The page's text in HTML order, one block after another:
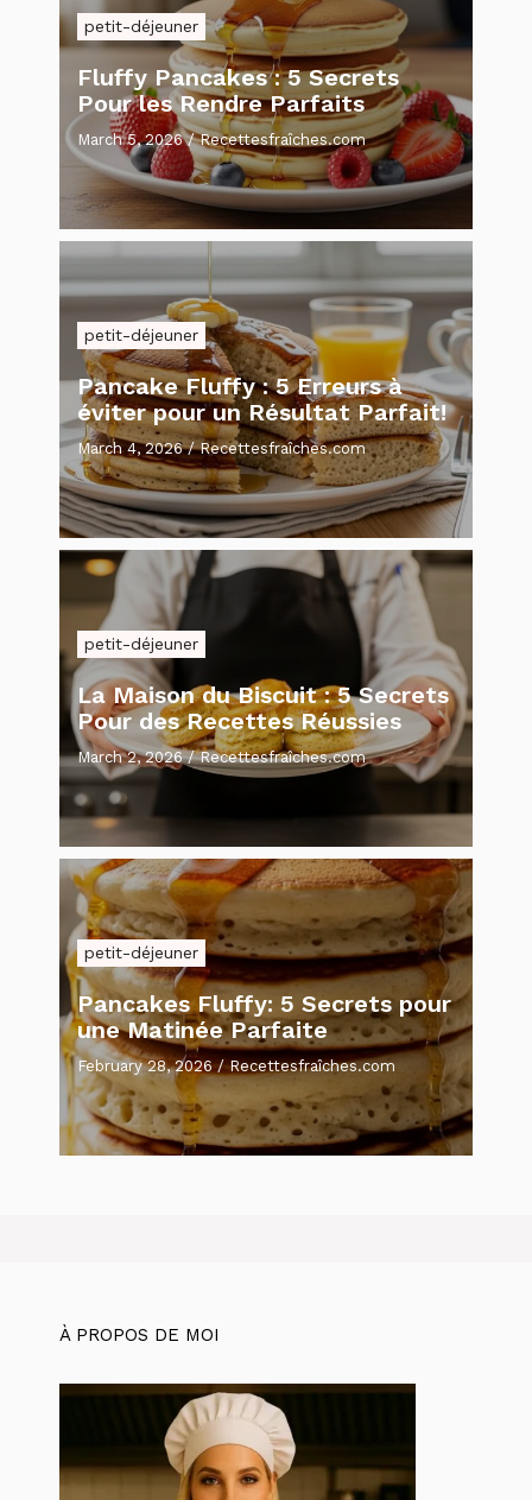
petit-déjeuner
Fluffy Pancakes : 5 Secrets
Pour les Rendre Parfaits
March 5, 2026/Recettesfraîches.com
petit-déjeuner
Pancake Fluffy : 5 Erreurs à
éviter pour un Résultat Parfait!
March 4, 2026/Recettesfraîches.com
petit-déjeuner
La Maison du Biscuit : 5 Secrets
Pour des Recettes Réussies
March 2, 2026/Recettesfraîches.com
petit-déjeuner
Pancakes Fluffy: 5 Secrets pour
une Matinée Parfaite
February 28, 2026/Recettesfraîches.com
À PROPOS DE MOI